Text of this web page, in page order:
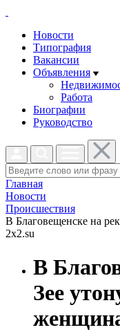
Новости
Типография
Вакансии
Объявления
Работа
Биографии
Руководство
Главная
Новости
Проиcшествия
В Благовещенске на
2x2.su
В
Зее